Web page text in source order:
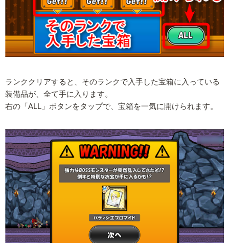
ランククリアすると、そのランクで入手した宝箱に入っている
装備品が、全て手に入ります。
右の「ALL」ボタンをタップで、宝箱を一気に開けられます。